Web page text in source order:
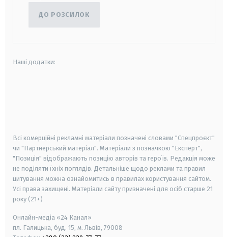
ДО РОЗСИЛОК
Наші додатки:
Всі комерційні рекламні матеріали позначені словами "Спецпроєкт"
чи "Партнерський матеріал". Матеріали з позначкою "Експерт",
"Позиція" відображають позицію авторів та героїв. Редакція може
не поділяти їхніх поглядів. Детальніше щодо реклами та правил
цитування можна ознайомитись в правилах користування сайтом.
Усі права захищені. Матеріали сайту призначені для осіб старше 21
року (21+)
Онлайн-медіа «24 Канал»
пл. Галицька, буд. 15, м. Львів, 79008